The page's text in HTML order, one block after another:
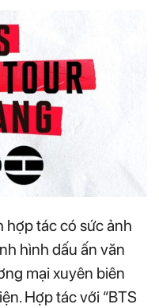
tác có sức ảnh
hình dấu ấn văn
mại xuyên biên
Hợp tác với “BTS